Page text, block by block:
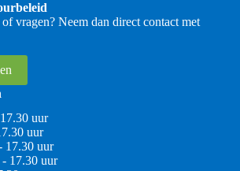
vragen? Neem dan direct contact met
uur
uur
17.30 uur
17.30 uur